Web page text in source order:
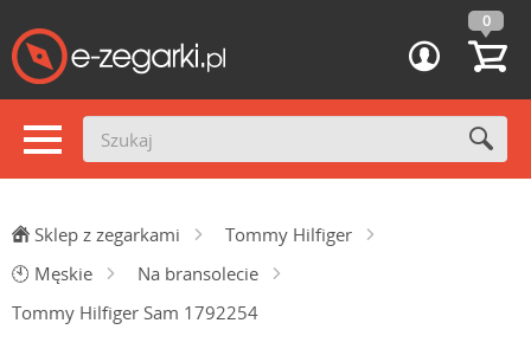
0
Sklep z zegarkami
Tommy Hilfiger
🕙 Męskie
Na bransolecie
Tommy Hilfiger Sam 1792254